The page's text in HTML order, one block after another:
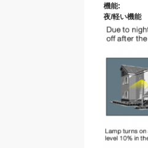
機能:
夜/軽い機能